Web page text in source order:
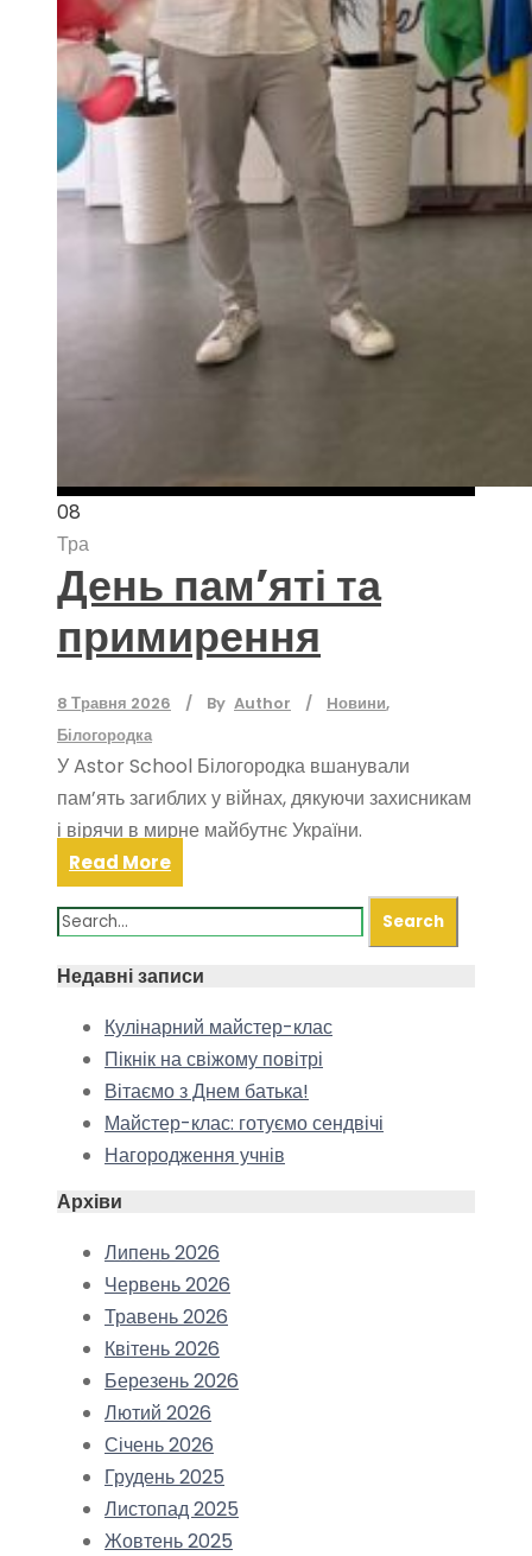
08
Тра
День памʼяті та
примирення
8 Травня 2026 By Author Hовини,
Білогородка
У Astor School Білогородка вшанували
пам’ять загиблих у війнах, дякуючи захисникам
і вірячи в мирне майбутнє України.
Read More
Недавні записи
Кулінарний майстер-клас
Пікнік на свіжому повітрі
Вітаємо з Днем батька!
Майстер-клас: готуємо сендвічі
Нагородження учнів
Архіви
Липень 2026
Червень 2026
Травень 2026
Квітень 2026
Березень 2026
Лютий 2026
Січень 2026
Грудень 2025
Листопад 2025
Жовтень 2025